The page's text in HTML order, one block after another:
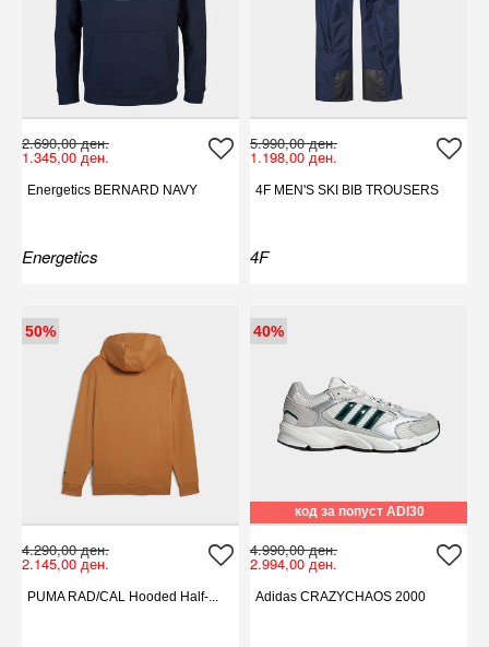
2.690,00 ден.
1.345,00 ден.
Energetics BERNARD NAVY
Energetics
5.990,00 ден.
1.198,00 ден.
4F MEN'S SKI BIB TROUSERS
4F
50%
4.290,00 ден.
2.145,00 ден.
PUMA RAD/CAL Hooded Half-...
40%
код за попуст ADI30
4.990,00 ден.
2.994,00 ден.
Adidas CRAZYCHAOS 2000